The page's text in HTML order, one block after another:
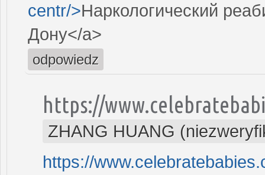
centr/>Наркологический
Дону</a>
odpowiedz
https://
ZHANG HUANG
https://